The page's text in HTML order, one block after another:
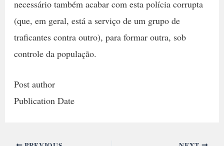
necessário também acabar com esta polícia corrupta
(que, em geral, está a serviço de um grupo de
traficantes contra outro), para formar outra, sob
controle da população.
Post author
Publication Date